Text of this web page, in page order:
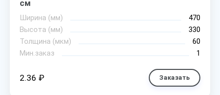
см
Ширина (мм)
470
Высота (мм)
330
Толщина (мкм)
60
Мин.заказ
1
2.36 ₽ Заказать